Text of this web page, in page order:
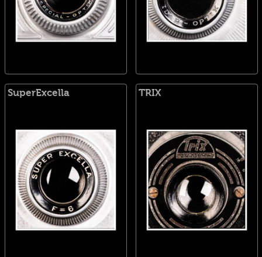
SuperExcella TRIX